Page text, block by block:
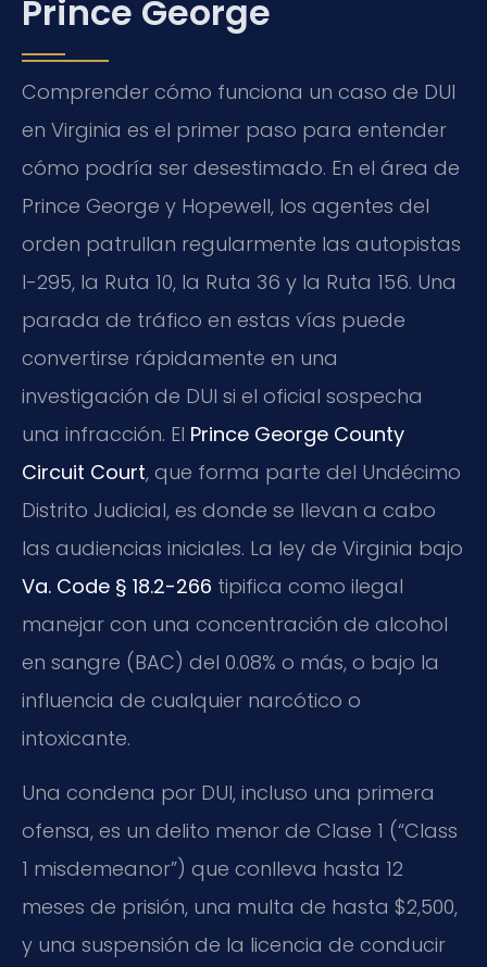
Prince George
Comprender cómo funciona un caso de DUI
en Virginia es el primer paso para entender
cómo podría ser desestimado. En el área de
Prince George y Hopewell, los agentes del
orden patrullan regularmente las autopistas
I-295, la Ruta 10, la Ruta 36 y la Ruta 156. Una
parada de tráfico en estas vías puede
convertirse rápidamente en una
investigación de DUI si el oficial sospecha
una infracción. El Prince George County
Circuit Court, que forma parte del Undécimo
Distrito Judicial, es donde se llevan a cabo
las audiencias iniciales. La ley de Virginia bajo
Va. Code § 18.2-266 tipifica como ilegal
manejar con una concentración de alcohol
en sangre (BAC) del 0.08% o más, o bajo la
influencia de cualquier narcótico o
intoxicante.
Una condena por DUI, incluso una primera
ofensa, es un delito menor de Clase 1 (“Class
1 misdemeanor”) que conlleva hasta 12
meses de prisión, una multa de hasta $2,500,
y una suspensión de la licencia de conducir